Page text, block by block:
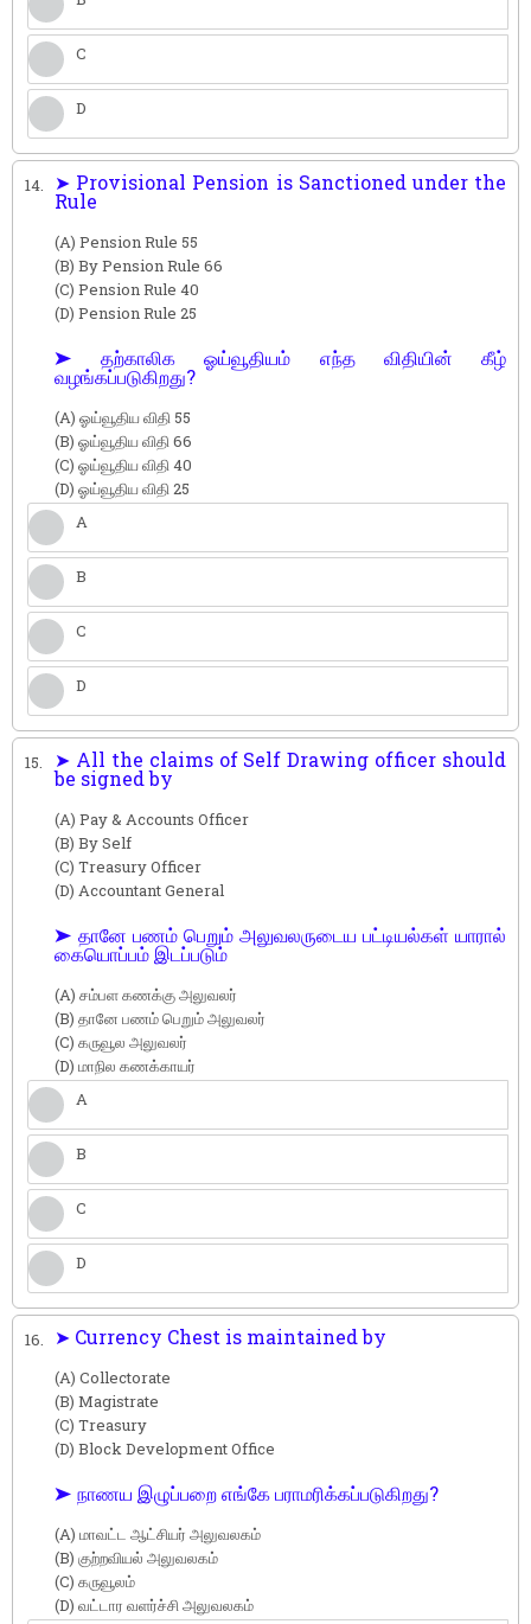
C
D
14. ➤ Provisional Pension is Sanctioned under the
Rule
(A) Pension Rule 55
(B) By Pension Rule 66
(C) Pension Rule 40
(D) Pension Rule 25
➤ தற்காலிக ஓய்வூதியம் எந்த விதியின் கீழ்
வழங்கப்படுகிறது?
(A) ஓய்வூதிய விதி 55
(B) ஓய்வூதிய விதி 66
(C) ஓய்வூதிய விதி 40
(D) ஓய்வூதிய விதி 25
A
B
C
D
15. ➤ All the claims of Self Drawing officer should
be signed by
(A) Pay & Accounts Officer
(B) By Self
(C) Treasury Officer
(D) Accountant General
➤ தானே பணம் பெறும் அலுவலருடைய பட்டியல்கள் யாரால்
கையொப்பம் இடப்படும்
(A) சம்பள கணக்கு அலுவலர்
(B) தானே பணம் பெறும் அலுவலர்
(C) கருவூல அலுவலர்
(D) மாநில கணக்காயர்
A
B
C
D
16. ➤ Currency Chest is maintained by
(A) Collectorate
(B) Magistrate
(C) Treasury
(D) Block Development Office
➤ நாணய இழுப்பறை எங்கே பராமரிக்கப்படுகிறது?
(A) மாவட்ட ஆட்சியர் அலுவலகம்
(B) குற்றவியல் அலுவலகம்
(C) கருவூலம்
(D) வட்டார வளர்ச்சி அலுவலகம்